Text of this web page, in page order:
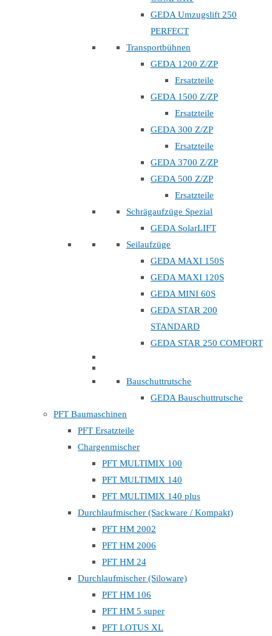
GEDA Umzugslift 250
PERFECT
Transportbühnen
GEDA 1200 Z/ZP
Ersatzteile
GEDA 1500 Z/ZP
Ersatzteile
GEDA 300 Z/ZP
Ersatzteile
GEDA 3700 Z/ZP
GEDA 500 Z/ZP
Ersatzteile
Schrägaufzüge Spezial
GEDA SolarLIFT
Seilaufzüge
GEDA MAXI 150S
GEDA MAXI 120S
GEDA MINI 60S
GEDA STAR 200
STANDARD
GEDA STAR 250 COMFORT
Bauschuttrutsche
GEDA Bauschuttrutsche
PFT Baumaschinen
PFT Ersatzteile
Chargenmischer
PFT MULTIMIX 100
PFT MULTIMIX 140
PFT MULTIMIX 140 plus
Durchlaufmischer (Sackware / Kompakt)
PFT HM 2002
PFT HM 2006
PFT HM 24
Durchlaufmischer (Siloware)
PFT HM 106
PFT HM 5 super
PFT LOTUS XL